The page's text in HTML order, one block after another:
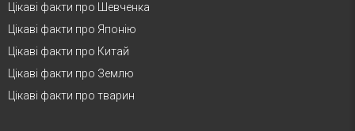
Цікаві факти про Шевченка
Цікаві факти про Японію
Цікаві факти про Китай
Цікаві факти про Землю
Цікаві факти про тварин